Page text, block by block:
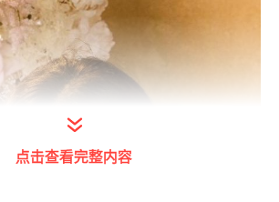
点击查看完整内容